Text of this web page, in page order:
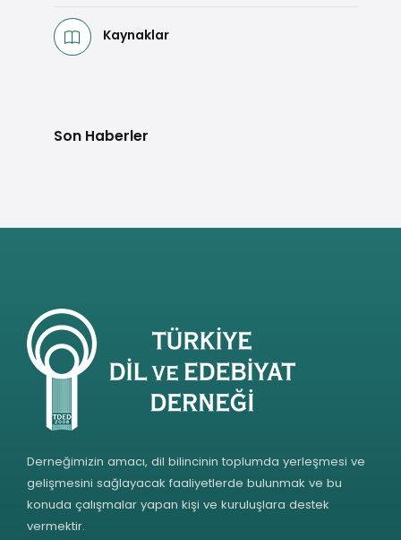
Kaynaklar
Son Haberler
Derneğimizin amacı, dil bilincinin toplumda yerleşmesi ve
gelişmesini sağlayacak faaliyetlerde bulunmak ve bu
konuda çalışmalar yapan kişi ve kuruluşlara destek
vermektir.